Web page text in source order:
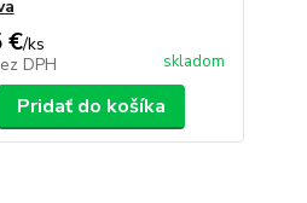
€/ks
DPH skladom
Pridať do košíka